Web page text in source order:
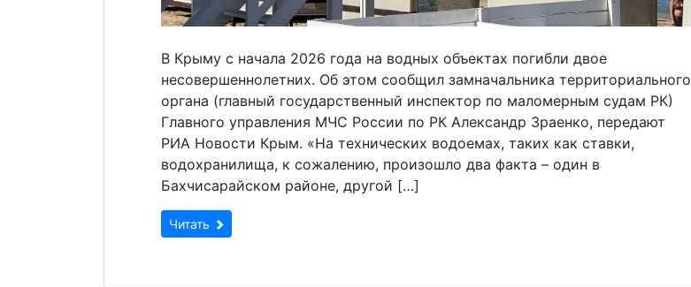
В Крыму с начала 2026 года на водных объектах погибли двое
несовершеннолетних. Об этом сообщил замначальника территориального
органа (главный государственный инспектор по маломерным судам РК)
Главного управления МЧС России по РК Александр Зраенко, передают
РИА Новости Крым. «На технических водоемах, таких как ставки,
водохранилища, к сожалению, произошло два факта – один в
Бахчисарайском районе, другой […]
Читать